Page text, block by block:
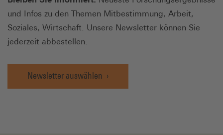
und Infos zu den Themen Mitbestimmung, Arbeit,
Soziales, Wirtschaft. Unsere Newsletter können Sie
jederzeit abbestellen.
Newsletter auswählen